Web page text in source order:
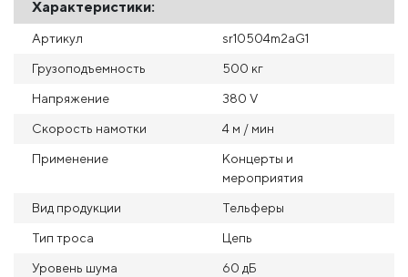
Характеристики:
Артикул sr10504m2aG1
Грузоподъемность 500 кг
Напряжение 380 V
Скорость намотки 4 м / мин
Применение
Концерты и
мероприятия
Вид продукции Тельферы
Тип троса Цепь
Уровень шума 60 дБ